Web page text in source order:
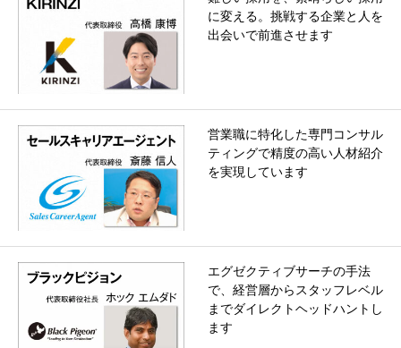
に変える。挑戦する企業と人を
出会いで前進させます
営業職に特化した専門コンサル
ティングで精度の高い人材紹介
を実現しています
エグゼクティブサーチの手法
で、経営層からスタッフレベル
までダイレクトヘッドハントし
ます